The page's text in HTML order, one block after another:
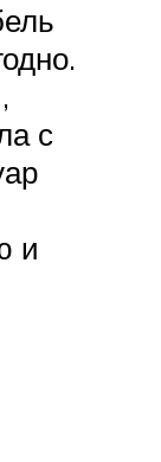
с
и